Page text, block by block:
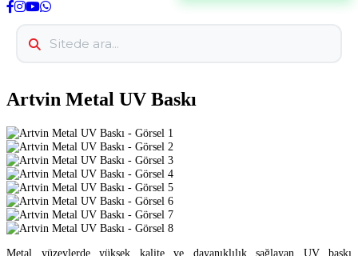
Artvin Metal UV Baskı
Metal yüzeylerde yüksek kalite ve dayanıklılık sağlayan UV baskı